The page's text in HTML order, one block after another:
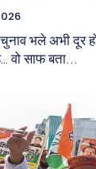
भले अभी दूर
वो साफ बता...